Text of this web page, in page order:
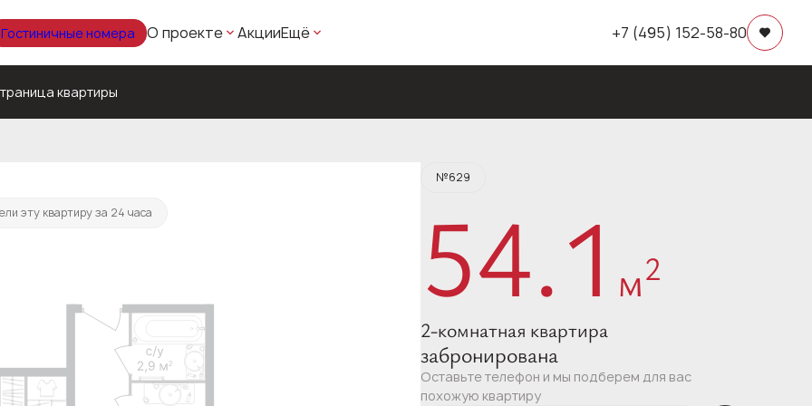
Гостиничные номера О проекте АкцииЕщё +7 (495) 152-58-80
квартиры
028 руб./мес.
эту квартиру за 24 часа
№629
54.1 м2
2-комнатная квартира
забронирована
Оставьте телефон и мы подберем для вас
похожую квартиру